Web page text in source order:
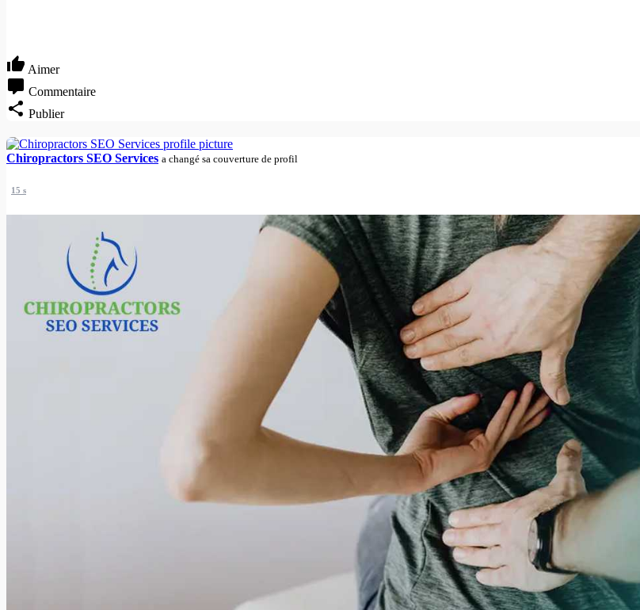
Aimer
Commentaire
Publier
Chiropractors SEO Services a changé sa couverture de profil
15 s